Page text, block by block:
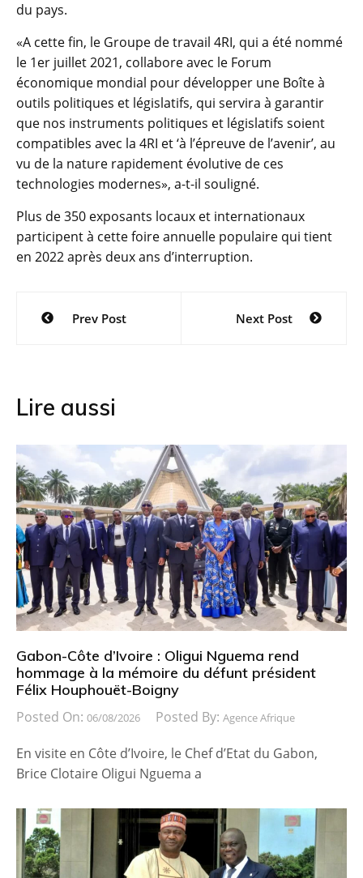
du pays.
«A cette fin, le Groupe de travail 4RI, qui a été nommé
le 1er juillet 2021, collabore avec le Forum
économique mondial pour développer une Boîte à
outils politiques et législatifs, qui servira à garantir
que nos instruments politiques et législatifs soient
compatibles avec la 4RI et ‘à l’épreuve de l’avenir’, au
vu de la nature rapidement évolutive de ces
technologies modernes», a-t-il souligné.
Plus de 350 exposants locaux et internationaux
participent à cette foire annuelle populaire qui tient
en 2022 après deux ans d’interruption.
Navigation
Prev Post Next Post
Lire aussi
Gabon-Côte d’Ivoire : Oligui Nguema rend
hommage à la mémoire du défunt président
Félix Houphouët-Boigny
Posted On: 06/08/2026 Posted By: Agence Afrique
En visite en Côte d’Ivoire, le Chef d’Etat du Gabon,
Brice Clotaire Oligui Nguema a